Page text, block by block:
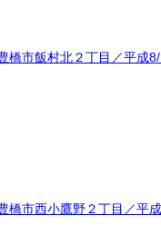
橋市飯村北２丁目／平成
橋市西小鷹野２丁目／平